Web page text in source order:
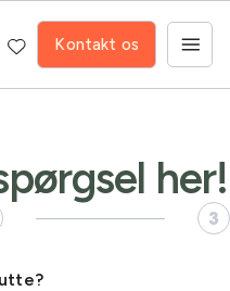
Kontakt os
her!